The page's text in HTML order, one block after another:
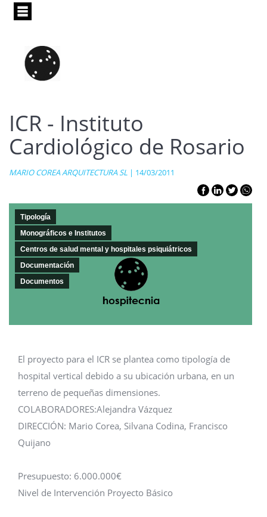
Pasar
principal
ICR - Instituto
Cardiológico de Rosario
MARIO COREA ARQUITECTURA SL | 14/03/2011
Tipología
Monográficos e Institutos
Centros de salud mental y hospitales psiquiátricos
Documentación
Documentos
El proyecto para el ICR se plantea como tipología de
hospital vertical debido a su ubicación urbana, en un
terreno de pequeñas dimensiones.
COLABORADORES:Alejandra Vázquez
DIRECCIÓN: Mario Corea, Silvana Codina, Francisco
Quijano
Presupuesto: 6.000.000€
Nivel de Intervención Proyecto Básico